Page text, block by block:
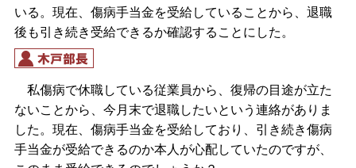
いる。現在、傷病手当金を受給していることから、退職
後も引き続き受給できるか確認することにした。
私傷病で休職している従業員から、復帰の目途が立た
ないことから、今月末で退職したいという連絡がありま
した。現在、傷病手当金を受給しており、引き続き傷病
手当金が受給できるのか本人が心配していたのですが、